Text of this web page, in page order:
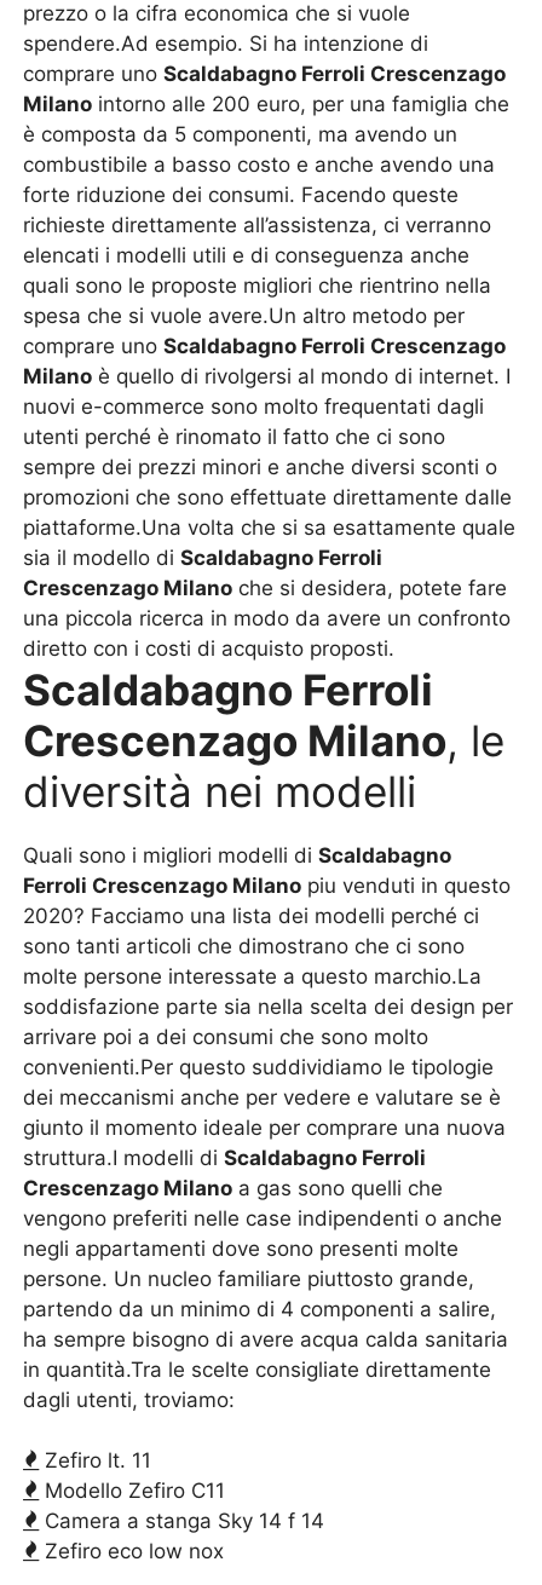
prezzo o la cifra economica che si vuole
spendere.Ad esempio. Si ha intenzione di
comprare unoScaldabagno Ferroli Crescenzago
Milano intorno alle 200 euro, per una famiglia che
è composta da 5 componenti, ma avendo un
combustibile a basso costo e anche avendo una
forte riduzione dei consumi. Facendo queste
richieste direttamente all’assistenza, ci verranno
elencati i modelli utili e di conseguenza anche
quali sono le proposte migliori che rientrino nella
spesa che si vuole avere.Un altro metodo per
comprare unoScaldabagno Ferroli Crescenzago
Milano è quello di rivolgersi al mondo di internet. I
nuovi e-commerce sono molto frequentati dagli
utenti perché è rinomato il fatto che ci sono
sempre dei prezzi minori e anche diversi sconti o
promozioni che sono effettuate direttamente dalle
piattaforme.Una volta che si sa esattamente quale
sia il modello diScaldabagno Ferroli
Crescenzago Milano che si desidera, potete fare
una piccola ricerca in modo da avere un confronto
diretto con i costi di acquisto proposti.
Scaldabagno Ferroli
Crescenzago Milano, le
diversità nei modelli
Quali sono i migliori modelli diScaldabagno
Ferroli Crescenzago Milano piu venduti in questo
2020? Facciamo una lista dei modelli perché ci
sono tanti articoli che dimostrano che ci sono
molte persone interessate a questo marchio.La
soddisfazione parte sia nella scelta dei design per
arrivare poi a dei consumi che sono molto
convenienti.Per questo suddividiamo le tipologie
dei meccanismi anche per vedere e valutare se è
giunto il momento ideale per comprare una nuova
struttura.I modelli diScaldabagno Ferroli
Crescenzago Milano a gas sono quelli che
vengono preferiti nelle case indipendenti o anche
negli appartamenti dove sono presenti molte
persone. Un nucleo familiare piuttosto grande,
partendo da un minimo di 4 componenti a salire,
ha sempre bisogno di avere acqua calda sanitaria
in quantità.Tra le scelte consigliate direttamente
dagli utenti, troviamo:
Zefiro lt. 11
Modello Zefiro C11
Camera a stanga Sky 14 f 14
Zefiro eco low nox